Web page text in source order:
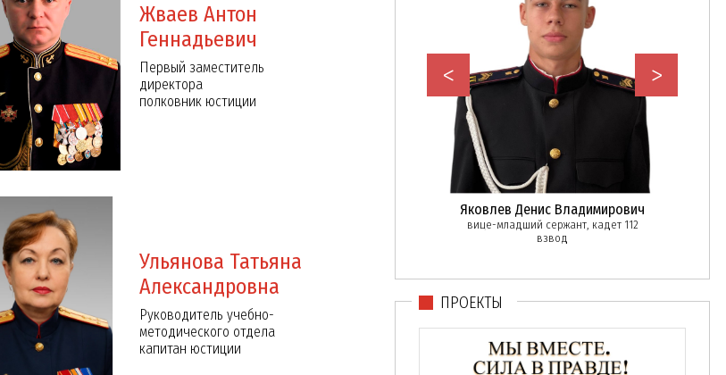
Жваев Антон
Геннадьевич
Первый заместитель
директора
полковник юстиции
Ульянова Татьяна
Александровна
Руководитель учебно-
методического отдела
капитан юстиции
Ромашкин Никита Алексеевич
кадет, 102 взвод
Яковлев Денис Владимирович
вице-младший сержант, кадет 112
взвод
< >
ПРОЕКТЫ